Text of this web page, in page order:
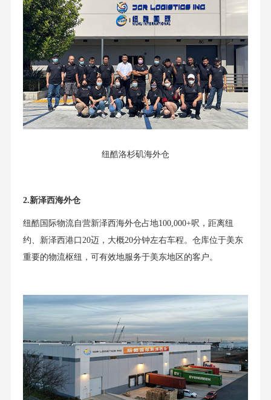
纽酷洛杉矶海外仓
2.新泽西海外仓
纽酷国际物流自营新泽西海外仓占地100,000+呎，距离纽
约、新泽西港口20迈，大概20分钟左右车程。仓库位于美东
重要的物流枢纽，可有效地服务于美东地区的客户。